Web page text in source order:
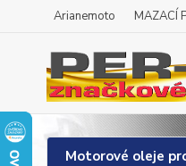
Arianemoto MAZACÍ
Motorové oleje